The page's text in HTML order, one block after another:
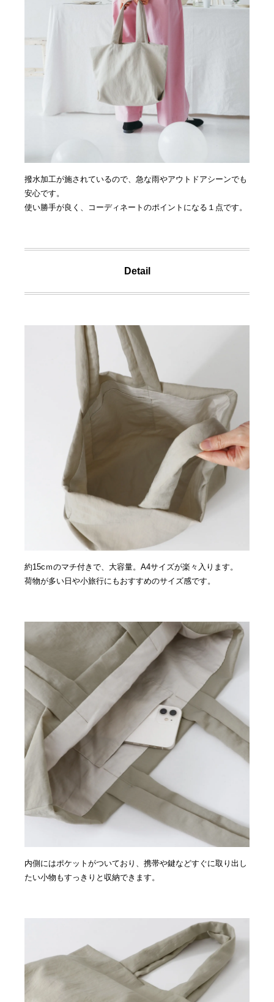
撥水加工が施されているので、急な雨やアウトドアシーンでも
安心です。
使い勝手が良く、コーディネートのポイントになる１点です。
Detail
約15cｍのマチ付きで、大容量。A4サイズが楽々入ります。
荷物が多い日や小旅行にもおすすめのサイズ感です。
内側にはポケットがついており、携帯や鍵などすぐに取り出し
たい小物もすっきりと収納できます。